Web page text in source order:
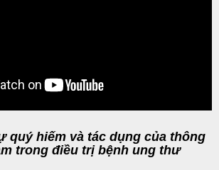
quý hiếm và tác dụng của thông
trong điều trị bệnh ung thư